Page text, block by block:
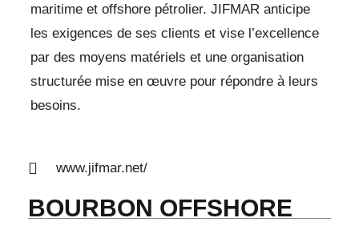
maritime et offshore pétrolier. JIFMAR anticipe
les exigences de ses clients et vise l’excellence
par des moyens matériels et une organisation
structurée mise en œuvre pour répondre à leurs
besoins.
www.jifmar.net/
BOURBON OFFSHORE